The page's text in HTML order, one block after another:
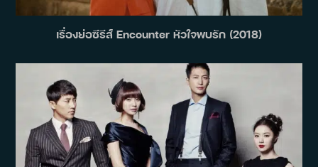
เรื่องย่อซีรีส์ Encounter หัวใจพบรัก (2018)